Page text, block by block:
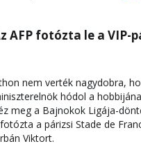
AFP fotózta le a VIP-
nem verték nagydobra,
hódol a
meg a Bajnokok Ligája-
a párizsi Stade de
Viktort.